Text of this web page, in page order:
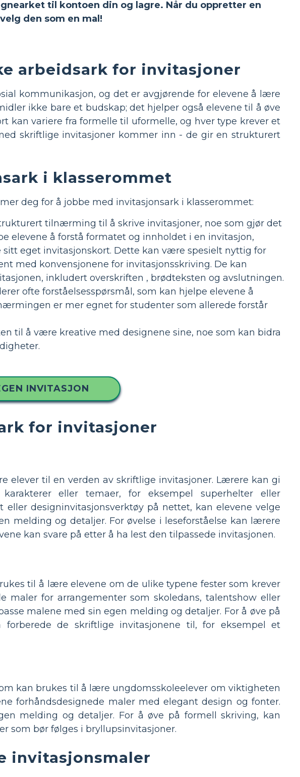
til kontoen din og lagre. Når du oppretter en
den som en mal!
arbeidsark for invitasjoner
kommunikasjon, og det er avgjørende for elevene å lære
ikke bare et budskap; det hjelper også elevene til å øve
kan variere fra formelle til uformelle, og hver type krever et
skriftlige invitasjoner kommer inn - de gir en strukturert
i klasserommet
deg for å jobbe med invitasjonsark i klasserommet:
tilnærming til å skrive invitasjoner, noe som gjør det
elevene å forstå formatet og innholdet i en invitasjon,
eget invitasjonskort. Dette kan være spesielt nyttig for
med konvensjonene for invitasjonsskriving. De kan
inkludert overskriften , brødteksten og avslutningen.
ofte forståelsesspørsmål, som kan hjelpe elevene å
er mer egnet for studenter som allerede forstår
til å være kreative med designene sine, noe som kan bidra
INVITASJON
for invitasjoner
elever til en verden av skriftlige invitasjoner. Lærere kan gi
eller temaer, for eksempel superhelter eller
designinvitasjonsverktøy på nettet, kan elevene velge
melding og detaljer. For øvelse i leseforståelse kan lærere
kan svare på etter å ha lest den tilpassede invitasjonen.
til å lære elevene om de ulike typene fester som krever
maler for arrangementer som skoledans, talentshow eller
malene med sin egen melding og detaljer. For å øve på
de skriftlige invitasjonene til, for eksempel et
kan brukes til å lære ungdomsskoleelever om viktigheten
forhåndsdesignede maler med elegant design og fonter.
melding og detaljer. For å øve på formell skriving, kan
som bør følges i bryllupsinvitasjoner.
invitasjonsmaler